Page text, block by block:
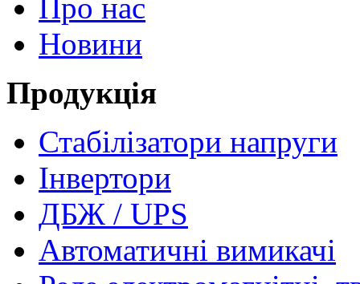
Про нас
Новини
Продукція
Стабілізатори напруги
Інвертори
ДБЖ / UPS
Автоматичні вимикачі